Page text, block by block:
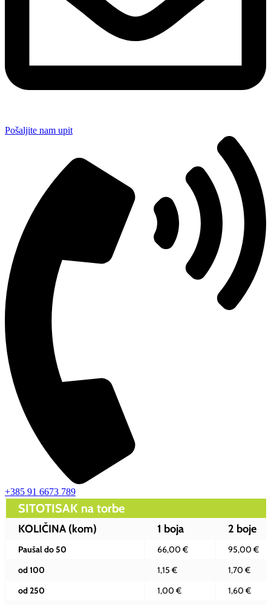
Pošaljite nam upit
+385 91 6673 789
SITOTISAK na torbe
KOLIČINA (kom) 1 boja 2 boje
Paušal do 50 66,00 €
95,00 €
od 100
1,15 €
1,70 €
od 250
1,00 € 1,60 €